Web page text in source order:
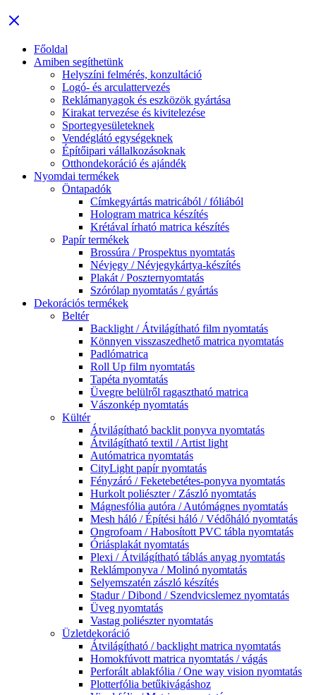
Főoldal
Amiben segíthetünk
Helyszíni felmérés, konzultáció
Logó- és arculattervezés
Reklámanyagok és eszközök gyártása
Kirakat tervezése és kivitelezése
Sportegyesületeknek
Vendéglátó egységeknek
Építőipari vállalkozásoknak
Otthondekoráció és ajándék
Nyomdai termékek
Öntapadók
Címkegyártás matricából / fóliából
Hologram matrica készítés
Krétával írható matrica készítés
Papír termékek
Brossúra / Prospektus nyomtatás
Névjegy / Névjegykártya-készítés
Plakát / Poszternyomtatás
Szórólap nyomtatás / gyártás
Dekorációs termékek
Beltér
Backlight / Átvilágítható film nyomtatás
Könnyen visszaszedhető matrica nyomtatás
Padlómatrica
Roll Up film nyomtatás
Tapéta nyomtatás
Üvegre belülről ragasztható matrica
Vászonkép nyomtatás
Kültér
Átvilágítható backlit ponyva nyomtatás
Átvilágítható textil / Artist light
Autómatrica nyomtatás
CityLight papír nyomtatás
Fényzáró / Feketebetétes-ponyva nyomtatás
Hurkolt poliészter / Zászló nyomtatás
Mágnesfólia autóra / Autómágnes nyomtatás
Mesh háló / Építési háló / Védőháló nyomtatás
Ongrofoam / Habosított PVC tábla nyomtatás
Óriásplakát nyomtatás
Plexi / Átvilágítható táblás anyag nyomtatás
Reklámponyva / Molinó nyomtatás
Selyemszatén zászló készítés
Stadur / Dibond / Szendvicslemez nyomtatás
Üveg nyomtatás
Vastag poliészter nyomtatás
Üzletdekoráció
Átvilágítható / backlight matrica nyomtatás
Homokfúvott matrica nyomtatás / vágás
Perforált ablakfólia / One way vision nyomtatás
Plotterfólia betűkivágáshoz